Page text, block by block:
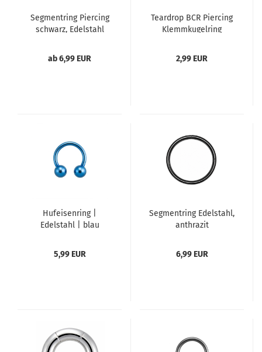
Segmentring Piercing
schwarz, Edelstahl
ab 6,99 EUR
Teardrop BCR Piercing
Klemmkugelring
2,99 EUR
Hufeisenring |
Edelstahl | blau
5,99 EUR
Segmentring Edelstahl,
anthrazit
6,99 EUR